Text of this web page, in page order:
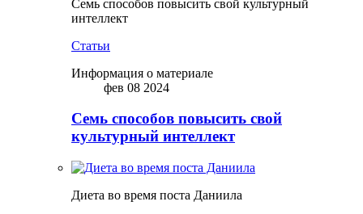
Семь способов повысить свой культурный
интеллект
Статьи
Информация о материале
фев 08 2024
Семь способов повысить свой
культурный интеллект
Диета во время поста Даниила